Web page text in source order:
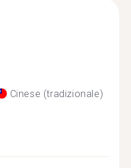
Cinese (tradizionale)